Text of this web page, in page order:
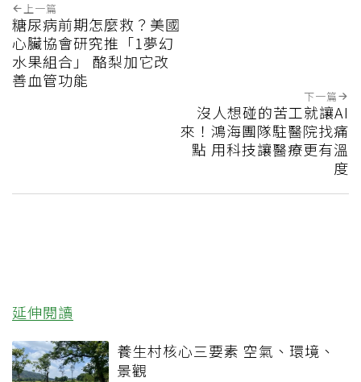
上一篇
糖尿病前期怎麼救？美國
心臟協會研究推「1夢幻
水果組合」 酪梨加它改
善血管功能
下一篇
沒人想碰的苦工就讓AI
來！鴻海團隊駐醫院找痛
點 用科技讓醫療更有溫
度
延伸閱讀
養生村核心三要素 空氣、環境、
景觀